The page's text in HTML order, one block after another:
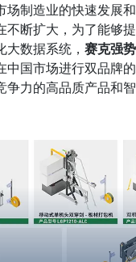
场制造业的快速发展
不断扩大，为了能够
数据系统， 赛克强
中国市场进行双品牌
争力的高品质产品和